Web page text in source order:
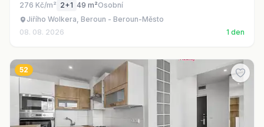
276 Kč/m² 2+1 49 m²Osobní
Jiřího Wolkera, Beroun - Beroun-Město
08. 08. 2026
1 den
52